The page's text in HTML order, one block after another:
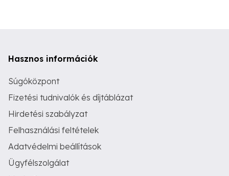
Hasznos információk
Súgóközpont
Fizetési tudnivalók és díjtáblázat
Hirdetési szabályzat
Felhasználási feltételek
Adatvédelmi beállítások
Ügyfélszolgálat